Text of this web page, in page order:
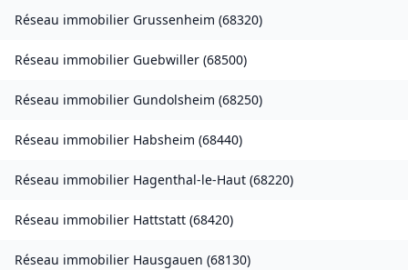
Réseau immobilier Grussenheim (68320)
Réseau immobilier Guebwiller (68500)
Réseau immobilier Gundolsheim (68250)
Réseau immobilier Habsheim (68440)
Réseau immobilier Hagenthal-le-Haut (68220)
Réseau immobilier Hattstatt (68420)
Réseau immobilier Hausgauen (68130)